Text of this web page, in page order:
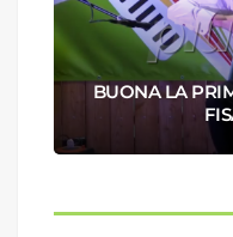
BUONA LA